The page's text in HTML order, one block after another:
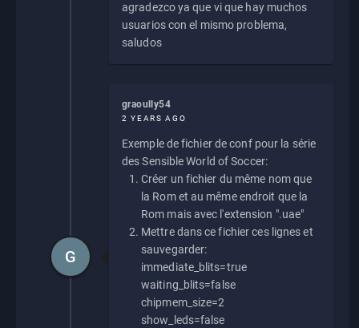
agradezco ya que vi que hay muchos
usuarios con el mismo problema,
saludos
graoully54
2 YEARS AGO
Exemple de fichier de conf pour la série
des Sensible World of Soccer:
Créer un fichier du même nom que
la Rom et au même endroit que la
Rom mais avec l'extension ".uae"
Mettre dans ce fichier ces lignes et
sauvegarder:
immediate_blits=true
waiting_blits=false
chipmem_size=2
show_leds=false
G